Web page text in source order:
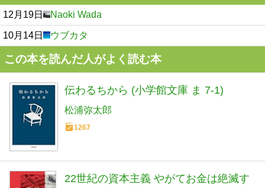
12月19日 Naoki Wada
10月14日 ウブカタ
この本を読んだ人がよく読む本
伝わるちから (小学館文庫 ま 7-1)
松浦弥太郎
1267
22世紀の資本主義 やがてお金は絶滅す